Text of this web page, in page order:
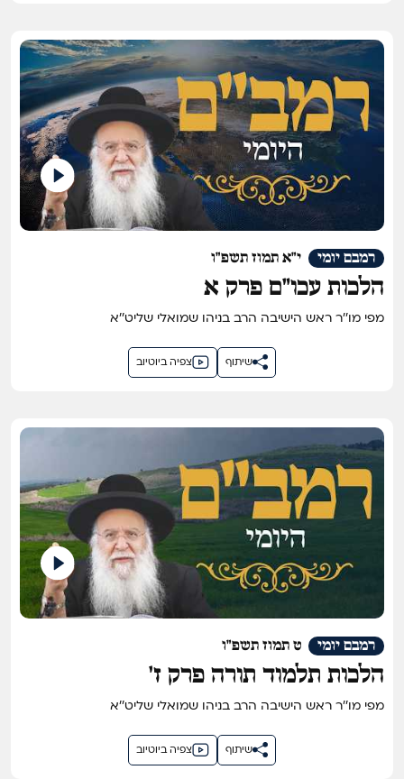
י"א תמוז תשפ"ו רמבם יומי
הלכות עכו"ם פרק א
מפי מו''ר ראש הישיבה הרב בניהו שמואלי שליט''א
צפיה ביוטיוב שיתוף
ט תמוז תשפ"ו רמבם יומי
הלכות תלמוד תורה פרק ז'
מפי מו''ר ראש הישיבה הרב בניהו שמואלי שליט''א
צפיה ביוטיוב שיתוף